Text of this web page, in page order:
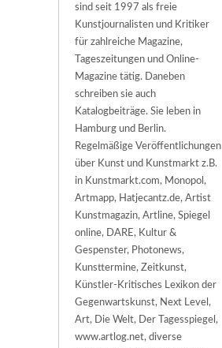
sind seit 1997 als freie
Kunstjournalisten und Kritiker
für zahlreiche Magazine,
Tageszeitungen und Online-
Magazine tätig. Daneben
schreiben sie auch
Katalogbeiträge. Sie leben in
Hamburg und Berlin.
Regelmäßige Veröffentlichungen
über Kunst und Kunstmarkt z.B.
in Kunstmarkt.com, Monopol,
Artmapp, Hatjecantz.de, Artist
Kunstmagazin, Artline, Spiegel
online, DARE, Kultur &
Gespenster, Photonews,
Kunsttermine, Zeitkunst,
Künstler-Kritisches Lexikon der
Gegenwartskunst, Next Level,
Art, Die Welt, Der Tagesspiegel,
www.artlog.net, diverse